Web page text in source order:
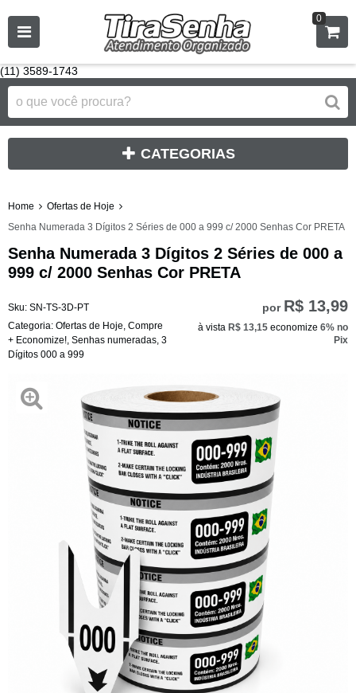
(11) 3589-1743
0
CATEGORIAS
Home
Ofertas de Hoje
Senha Numerada 3 Dígitos 2 Séries de 000 a 999 c/ 2000 Senhas Cor PRETA
Senha Numerada 3 Dígitos 2 Séries de 000 a
999 c/ 2000 Senhas Cor PRETA
Sku: SN-TS-3D-PT
Categoria: Ofertas de Hoje Compre
+ Economize! Senhas numeradas 3
Dígitos 000 a 999
por R$ 13,99
à vista R$ 13,15 economize 6% no
Pix